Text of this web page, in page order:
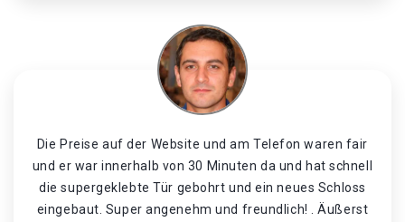
Die Preise auf der Website und am Telefon waren fair
und er war innerhalb von 30 Minuten da und hat schnell
die supergeklebte Tür gebohrt und ein neues Schloss
eingebaut. Super angenehm und freundlich! . Äußerst